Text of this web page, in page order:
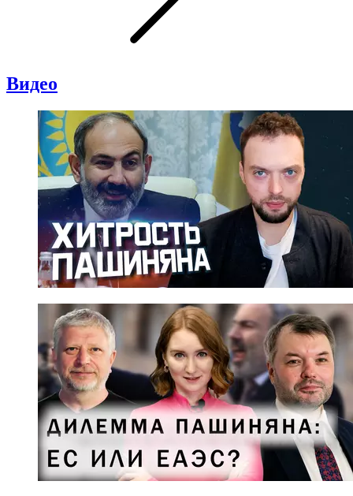
Видео